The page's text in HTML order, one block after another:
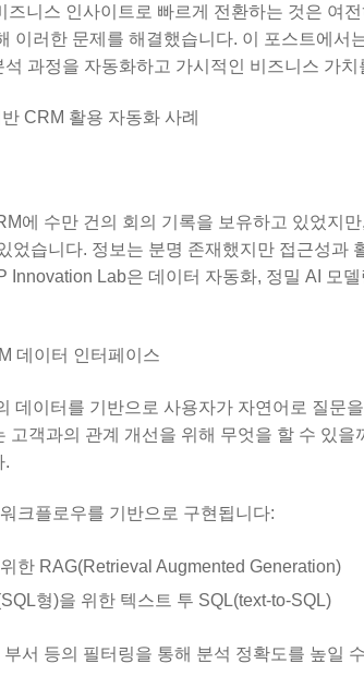
즈니스 인사이트로 빠르게 전환하는 것은 여
이러한 문제를 해결했습니다. 이 포스트에
과정을 자동화하고 가시적인 비즈니스 가
CRM 활용 자동화 사례
에 수만 건의 회의 기록을 보유하고 있었지
었습니다. 정보는 분명 존재했지만 접근성과
Innovation Lab은 데이터 자동화, 정밀 AI 모
데이터 인터페이스
데이터를 기반으로 사용자가 자연어로 질문
고객과의 관계 개선을 위해 무엇을 할 수 있
.
크플로우를 기반으로 구현됩니다:
한 RAG(Retrieval Augmented Generation)
형)을 위한 텍스트 투 SQL(text-to-SQL)
서 등의 필터링을 통해 분석 정확도를 높일